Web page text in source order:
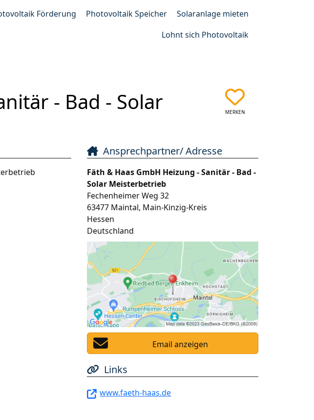
Förderung Photovoltaik Speicher
Solaranlage mieten
Lohnt sich Photovoltaik
- Bad - Solar
MERKEN
Ansprechpartner/ Adresse
Fäth & Haas GmbH Heizung - Sanitär - Bad -
Solar Meisterbetrieb
Fechenheimer Weg 32
63477 Maintal, Main-Kinzig-Kreis
Hessen
Deutschland
Email anzeigen
Links
www.faeth-haas.de